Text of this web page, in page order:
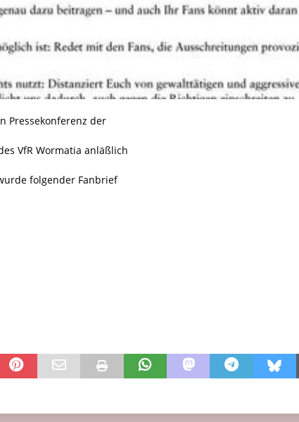
Pressekonferenz der
VfR Wormatia anläßlich
folgender Fanbrief